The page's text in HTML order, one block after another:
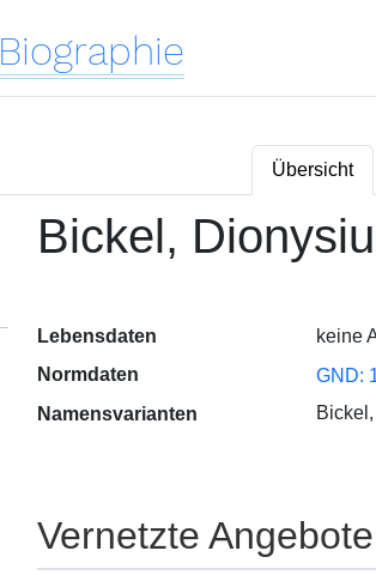
Biographie
Übersicht
Bickel,
Lebensdaten
keine
Normdaten
GND:
Namensvarianten
Vernetzte Angebote